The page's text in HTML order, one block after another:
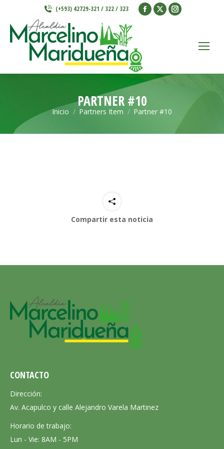
(+593) 42729-321 / 322 / 323
Facebook
window
X
window
Instagram
window
PARTNER #10
Estás aquí:
Inicio Partners Item Partner #10
Compartir esta noticia
CONTACTO
Dirección:
Av. Acapulco y calle Alejandro Varela Martinez
Horario de trabajo:
Lun - Vie: 8AM - 5PM